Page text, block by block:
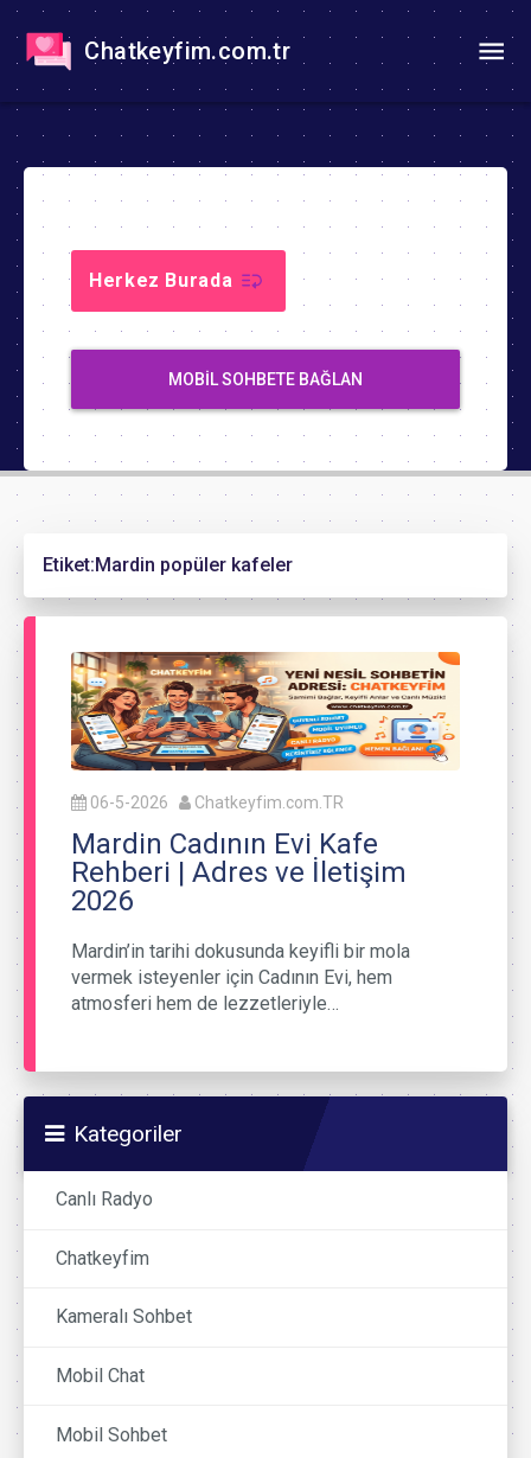
Chatkeyfim.com.tr
Herkez Burada
MOBIL SOHBETE BAĞLAN
Etiket:Mardin popüler kafeler
06-5-2026 Chatkeyfim.com.TR
Mardin Cadının Evi Kafe
Rehberi | Adres ve İletişim
2026
Mardin’in tarihi dokusunda keyifli bir mola
vermek isteyenler için Cadının Evi, hem
atmosferi hem de lezzetleriyle…
Kategoriler
Canlı Radyo
Chatkeyfim
Kameralı Sohbet
Mobil Chat
Mobil Sohbet